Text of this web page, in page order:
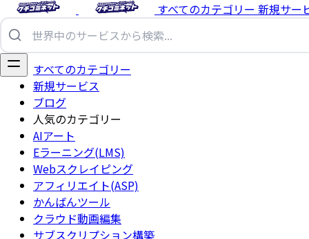
すべてのカテゴリー 新規サー
すべてのカテゴリー
新規サービス
ブログ
人気のカテゴリー
AIアート
Eラーニング(LMS)
Webスクレイピング
アフィリエイト(ASP)
かんばんツール
クラウド動画編集
サブスクリプション構築